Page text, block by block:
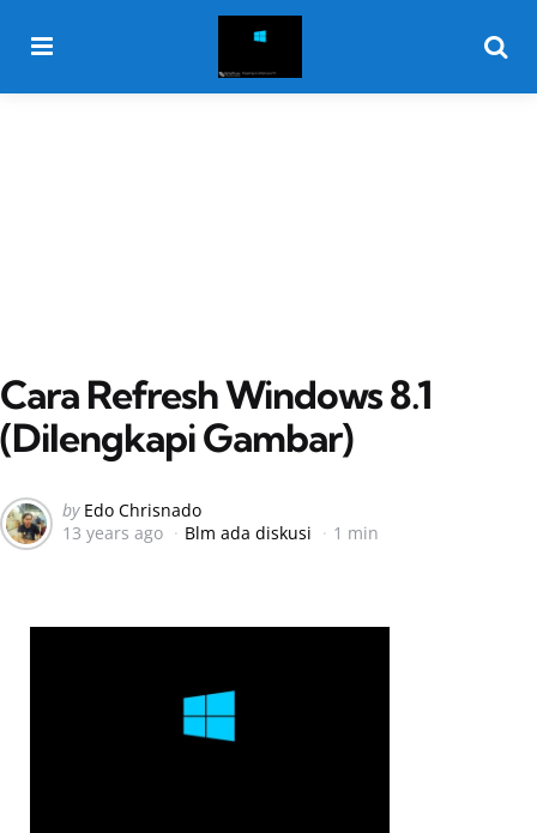
Cara Refresh Windows 8.1
(Dilengkapi Gambar)
Posted
by
by Edo Chrisnado
13 years ago
Blm ada diskusi 1 min